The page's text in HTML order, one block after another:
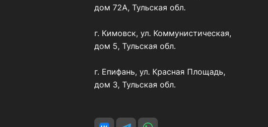
дом 72А, Тульская обл.
г. Кимовск, ул. Коммунистическая,
дом 5, Тульская обл.
г. Епифань, ул. Красная Площадь,
дом 3, Тульская обл.